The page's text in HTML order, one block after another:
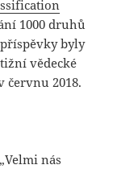
1000 druhů
byly
vědecké
červnu 2018.
nás